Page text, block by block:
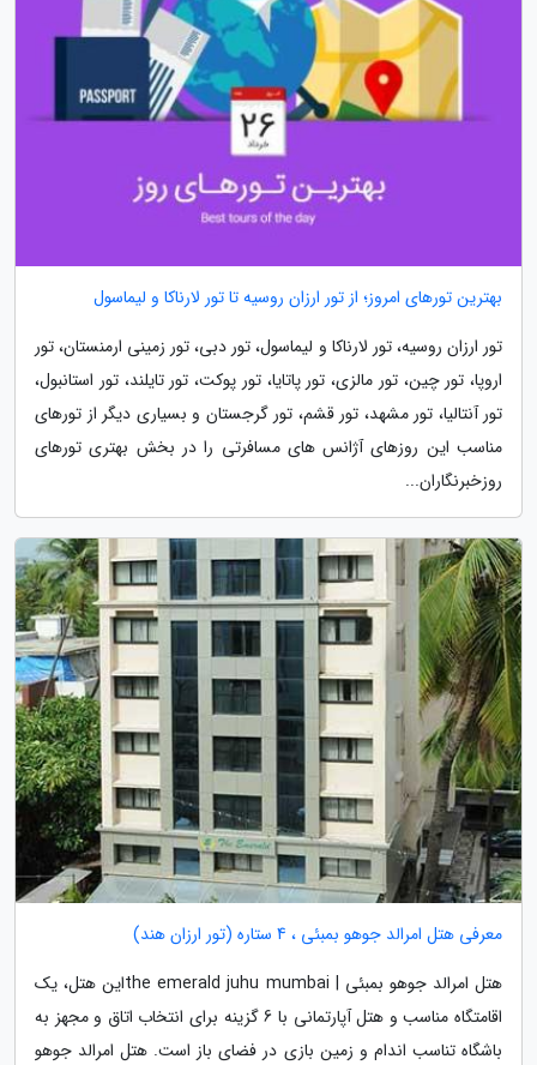
بهترین تورهای امروز؛ از تور ارزان روسیه تا تور لارناکا و لیماسول
تور ارزان روسیه، تور لارناکا و لیماسول، تور دبی، تور زمینی ارمنستان، تور
اروپا، تور چین، تور مالزی، تور پاتایا، تور پوکت، تور تایلند، تور استانبول،
تور آنتالیا، تور مشهد، تور قشم، تور گرجستان و بسیاری دیگر از تورهای
مناسب این روزهای آژانس های مسافرتی را در بخش بهتری تورهای
روزخبرنگاران...
معرفی هتل امرالد جوهو بمبئی ، 4 ستاره (تور ارزان هند)
هتل امرالد جوهو بمبئی | the emerald juhu mumbaiاین هتل، یک
اقامتگاه مناسب و هتل آپارتمانی با 6 گزینه برای انتخاب اتاق و مجهز به
باشگاه تناسب اندام و زمین بازی در فضای باز است. هتل امرالد جوهو